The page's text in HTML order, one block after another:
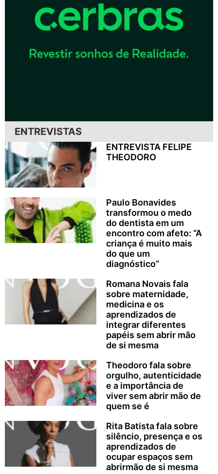
ENTREVISTAS
ENTREVISTA FELIPE
THEODORO
Paulo Bonavides
transformou o medo
do dentista em um
encontro com afeto: “A
criança é muito mais
do que um
diagnóstico”
Romana Novais fala
sobre maternidade,
medicina e os
aprendizados de
integrar diferentes
papéis sem abrir mão
de si mesma
Theodoro fala sobre
orgulho, autenticidade
e a importância de
viver sem abrir mão de
quem se é
Rita Batista fala sobre
silêncio, presença e os
aprendizados de
ocupar espaços sem
abrirmão de si mesma